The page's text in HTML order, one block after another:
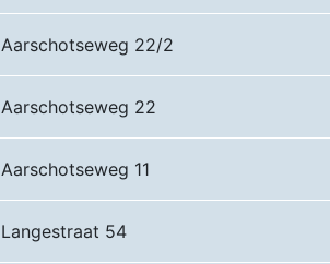
Aarschotseweg 22/2
Aarschotseweg 22
Aarschotseweg 11
Langestraat 54